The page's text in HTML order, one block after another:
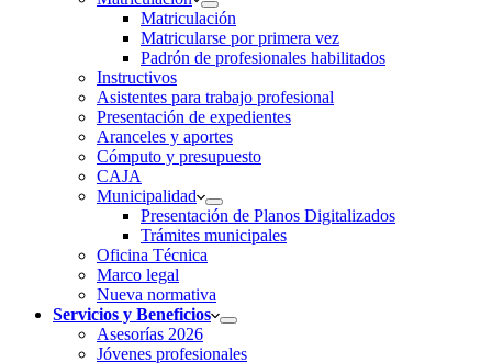
Matriculación
Matricularse por primera vez
Padrón de profesionales habilitados
Instructivos
Asistentes para trabajo profesional
Presentación de expedientes
Aranceles y aportes
Cómputo y presupuesto
CAJA
Municipalidad
Presentación de Planos Digitalizados
Trámites municipales
Oficina Técnica
Marco legal
Nueva normativa
Servicios y Beneficios
Asesorías 2026
Jóvenes profesionales